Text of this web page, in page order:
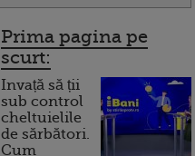
Prima pagina pe
scurt:
Invață să ții
sub control
cheltuielile
de sărbători.
Cum